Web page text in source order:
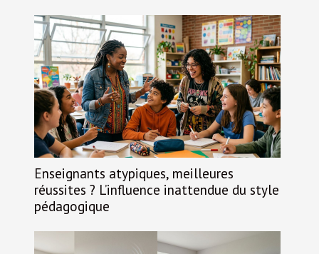
Enseignants atypiques, meilleures
réussites ? L’influence inattendue du style
pédagogique